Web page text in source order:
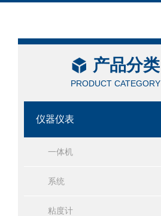
产品分类
PRODUCT CATEGORY
仪器仪表
一体机
系统
粘度计